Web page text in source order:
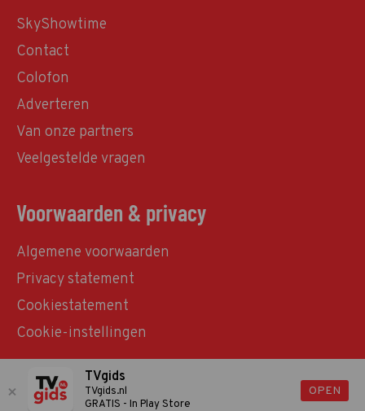
SkyShowtime
Contact
Colofon
Adverteren
Van onze partners
Veelgestelde vragen
Voorwaarden & privacy
Algemene voorwaarden
Privacy statement
Cookiestatement
Cookie-instellingen
© TVgids.nl 2026 - All rights reserved. No text and
TVgids
TVgids.nl
GRATIS - In Play Store
OPEN